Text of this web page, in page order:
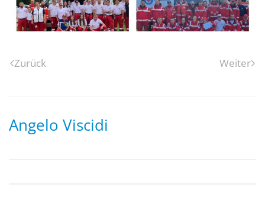
Zurück Weiter
Angelo Viscidi